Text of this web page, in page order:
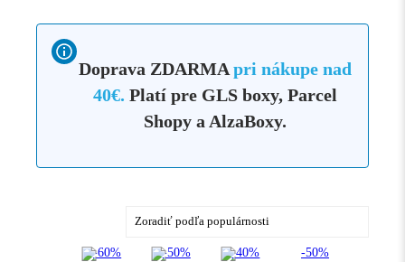
Doprava ZDARMApri nákupe nad
40€. Platí pre GLS boxy, Parcel
Shopy a AlzaBoxy.
-60%
-50%
-40%
-50%